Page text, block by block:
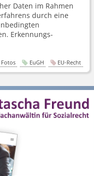
Daten im Rahmen
durch eine
Erkennungs­
Fotos EuGH EU-Recht